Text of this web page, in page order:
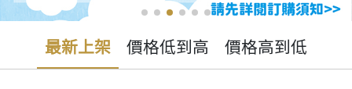
最新上架 價格低到高 價格高到低